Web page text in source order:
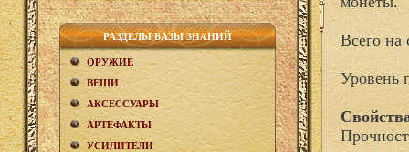
РАЗДЕЛЫ БАЗЫ ЗНАНИЙ
ОРУЖИЕ
ВЕЩИ
АКCЕСCУАРЫ
АРТЕФАКТЫ
УСИЛИТЕЛИ
Всего на
Уровень